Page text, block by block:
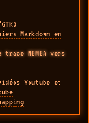
Markdown en
NEMEA vers
Youtube et